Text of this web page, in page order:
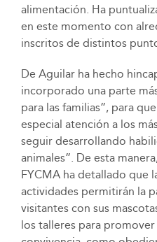
alimentación. Ha
en este momento con
inscritos de distintos
De Aguilar ha hecho
incorporado una parte
para las familias”, para
especial atención a los
seguir desarrollando
animales”. De esta
FYCMA ha detallado que
actividades permitirán la
visitantes con sus
los talleres para